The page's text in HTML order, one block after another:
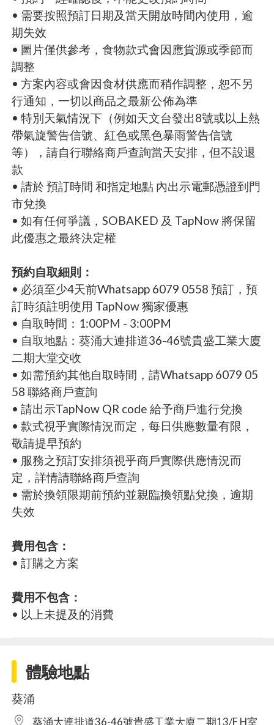
• 需要按照預訂日期及當天開放時間內使用，逾
期失效
• 圖片僅供參考，食物款式會因應貨源或季節而
調整
• 方案內容或會因食材供應而稍作調整，恕不另
行通知，一切以商品之最新公佈為準
• 特別天氣情況下（例如天文台發出8號或以上熱
帶氣旋警告信號、紅色或黑色暴雨警告信號
等），請自行聯絡商戶查詢當天安排，但不設退
款
• 請於 預訂時間 和指定地點 內出示電郵憑證到門
市兌換
• 如有任何爭議，SOBAKED 及 TapNow 將保留
此優惠之最終決定權
預約自取細則：
• 必須至少4天前Whatsapp 6079 0558 預訂，預
訂時須註明使用 TapNow 獨家優惠
• 自取時間：1:00PM - 3:00PM
• 自取地點：葵涌大連排道36-46號貴盛工業大廈
二期大堂交收
• 如需預約其他自取時間，請Whatsapp 6079 05
58 聯絡商戶查詢
• 請出示TapNow QR code 給予商戶進行兌換
• 款式視乎實際情況而定，每日供應數量有限，
敬請提早預約
• 服務之預訂安排須視乎商戶實際供應情況而
定，詳情請聯絡商戶查詢
• 需於換領限期前預約並親臨換領點兌換，逾期
失效
費用包含：
• 訂購之方案
費用不包含：
• 以上未提及的消費
體驗地點
葵涌
葵涌大連排道36-46號貴盛工業大廈二期13/F H室